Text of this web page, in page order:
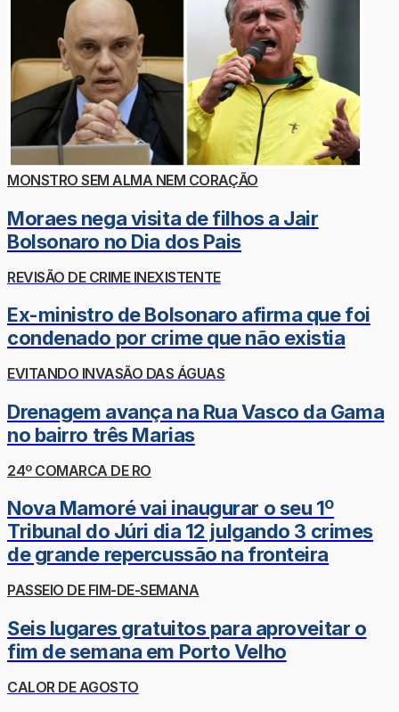
MONSTRO SEM ALMA NEM CORAÇÃO
Moraes nega visita de filhos a Jair
Bolsonaro no Dia dos Pais
REVISÃO DE CRIME INEXISTENTE
Ex-ministro de Bolsonaro afirma que foi
condenado por crime que não existia
EVITANDO INVASÃO DAS ÁGUAS
Drenagem avança na Rua Vasco da Gama
no bairro três Marias
24º COMARCA DE RO
Nova Mamoré vai inaugurar o seu 1º
Tribunal do Júri dia 12 julgando 3 crimes
de grande repercussão na fronteira
PASSEIO DE FIM-DE-SEMANA
Seis lugares gratuitos para aproveitar o
fim de semana em Porto Velho
CALOR DE AGOSTO